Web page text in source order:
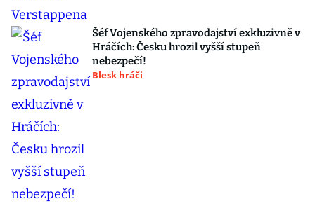
Šéf Vojenského zpravodajství exkluzivně v
Hráčích: Česku hrozil vyšší stupeň
nebezpečí!
Blesk hráči